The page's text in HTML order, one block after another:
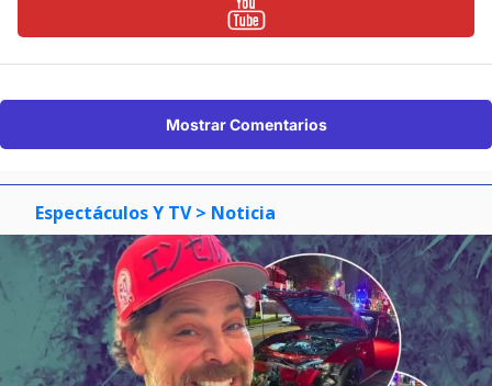
Mostrar Comentarios
Espectáculos Y TV > Noticia